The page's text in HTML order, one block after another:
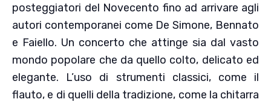
posteggiatori del Novecento fino ad arrivare agli
autori contemporanei come De Simone, Bennato
e Faiello. Un concerto che attinge sia dal vasto
mondo popolare che da quello colto, delicato ed
elegante. L’uso di strumenti classici, come il
flauto, e di quelli della tradizione, come la chitarra